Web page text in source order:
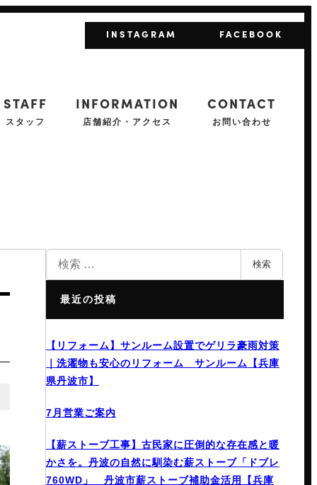
INSTAGRAM FACEBOOK
STAFF
スタッフ
INFORMATION
店舗紹介・アクセス
CONTACT
お問い合わせ
検索
最近の投稿
【リフォーム】サンルーム設置でゲリラ豪雨対策
｜洗濯物も安心のリフォーム サンルーム【兵庫
県丹波市】
7月営業ご案内
【薪ストーブ工事】古民家に圧倒的な存在感と暖
かさを。丹波の自然に馴染む薪ストーブ「ドブレ
760WD」 丹波市薪ストーブ補助金活用【兵庫